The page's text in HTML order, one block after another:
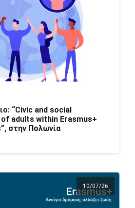
“Civic and social
adults within Erasmus+
στην Πολωνία
10/07/26